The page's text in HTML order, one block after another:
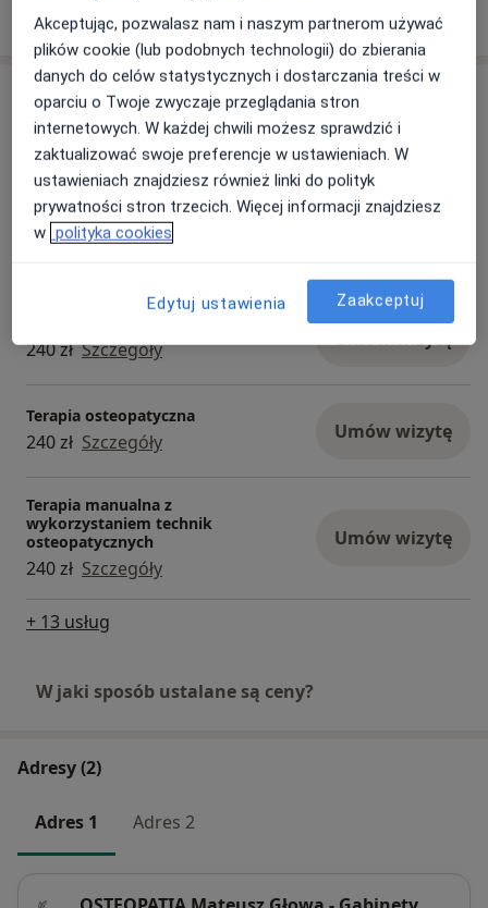
o doświadczeniu
Usługi i ceny
Konsultacja fizjoterapeutyczna
240 zł Szczegóły Umów wizytę
Rehabilitacja
240 zł Szczegóły Umów wizytę
Terapia osteopatyczna
240 zł Szczegóły Umów wizytę
Terapia manualna z
wykorzystaniem technik
osteopatycznych
240 zł Szczegóły
Umów wizytę
+ 13 usług
W jaki sposób ustalane są ceny?
Adresy (2)
Adres 1 Adres 2
Akceptując, pozwalasz nam i naszym partnerom używać
plików cookie (lub podobnych technologii) do zbierania
danych do celów statystycznych i dostarczania treści w
oparciu o Twoje zwyczaje przeglądania stron
internetowych. W każdej chwili możesz sprawdzić i
zaktualizować swoje preferencje w ustawieniach. W
ustawieniach znajdziesz również linki do polityk
prywatności stron trzecich. Więcej informacji znajdziesz
w polityka cookies
Edytuj ustawienia Zaakceptuj